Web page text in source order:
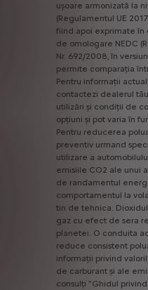
ușoare armonizată la
(Regulamentul UE
fiind apoi exprimate în
de omologare NEDC (R
Nr. 692/2008, în
permite comparația
Pentru informații
contactezi dealerul
utilizări și condiții de
opțiuni și pot varia în
Pentru reducerea
preventiv urmand
utilizare a
emisiile CO2 ale unui
de randamentul
comportamentul la
tin de tehnica. Dioxidul
gaz cu efect de sera
planetei. O conduita
reduce consistent
informații privind
de carburant și ale
consulți "Ghidul privind